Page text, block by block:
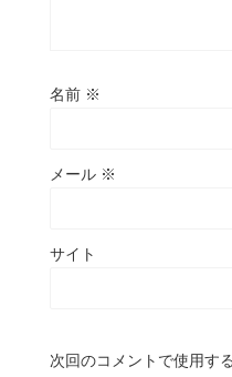
名前 ※
メール ※
サイト
次回のコメントで使用す